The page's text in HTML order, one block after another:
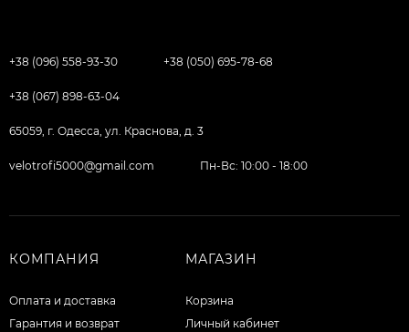
+38 (096) 558-93-30 +38 (050) 695-78-68
+38 (067) 898-63-04
65059, г. Одесса, ул. Краснова, д. 3
velotrofi5000@gmail.com Пн-Вс: 10:00 - 18:00
КОМПАНИЯ
Оплата и доставка
Гарантия и возврат
МАГАЗИН
Корзина
Личный кабинет